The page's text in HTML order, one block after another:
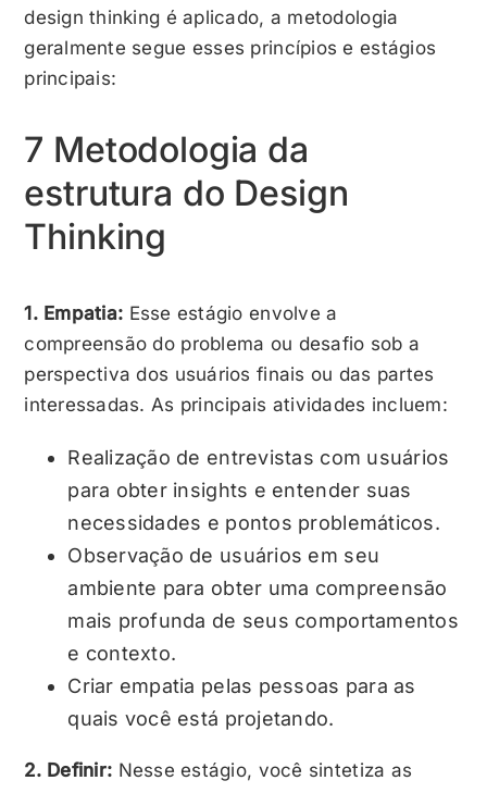
design thinking é aplicado, a metodologia
geralmente segue esses princípios e estágios
principais:
7 Metodologia da
estrutura do Design
Thinking
1. Empatia: Esse estágio envolve a
compreensão do problema ou desafio sob a
perspectiva dos usuários finais ou das partes
interessadas. As principais atividades incluem:
Realização de entrevistas com usuários
para obter insights e entender suas
necessidades e pontos problemáticos.
Observação de usuários em seu
ambiente para obter uma compreensão
mais profunda de seus comportamentos
e contexto.
Criar empatia pelas pessoas para as
quais você está projetando.
2. Definir: Nesse estágio, você sintetiza as